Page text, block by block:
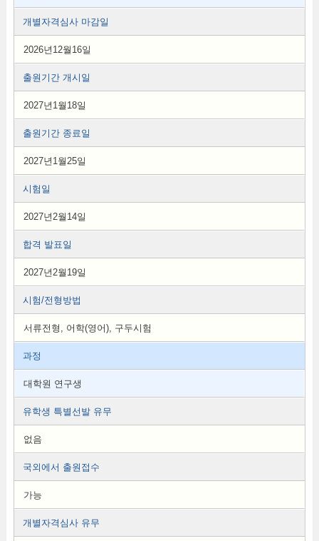
개별자격심사 마감일
2026년12월16일
출원기간 개시일
2027년1월18일
출원기간 종료일
2027년1월25일
시험일
2027년2월14일
합격 발표일
2027년2월19일
시험/전형방법
서류전형, 어학(영어), 구두시험
과정
대학원 연구생
유학생 특별선발 유무
없음
국외에서 출원접수
가능
개별자격심사 유무